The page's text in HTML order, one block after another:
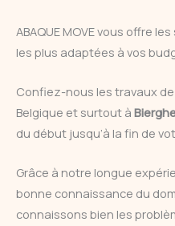
ABAQUE MOVE vous offre
les plus adaptées à vos
Confiez-nous les travaux
Belgique et surtout à
du début jusqu’à la fin de
Grâce à notre longue
bonne connaissance du
connaissons bien les